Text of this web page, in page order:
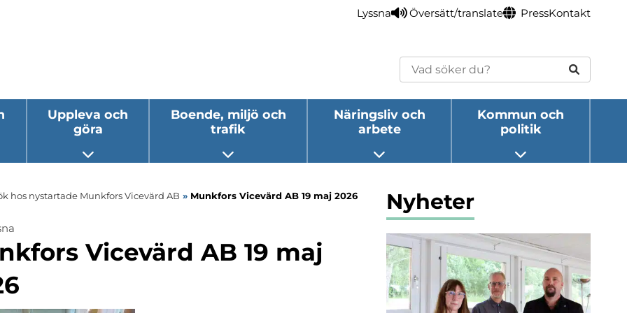
Lyssna Översätt/translate PressKontakt
Sök
Uppleva och
göra
Öppna undermeny
Boende, miljö och
trafik
Öppna undermeny
Näringsliv och
arbete
Öppna undermeny
Kommun och
politik
Öppna undermeny
hos nystartade Munkfors Vicevärd AB » Munkfors Vicevärd AB 19 maj 2026
Vicevärd AB 19 maj
Nyheter